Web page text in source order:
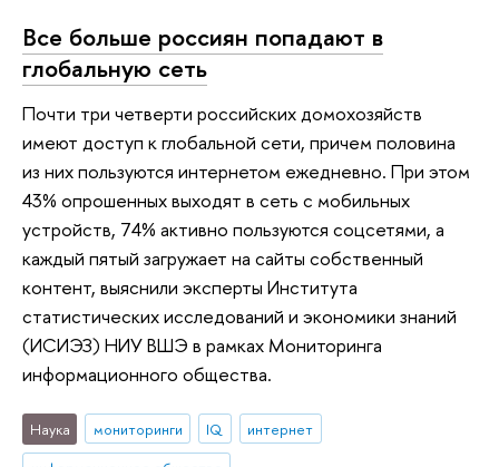
Все больше россиян попадают в
глобальную сеть
Почти три четверти российских домохозяйств
имеют доступ к глобальной сети, причем половина
из них пользуются интернетом ежедневно. При этом
43% опрошенных выходят в сеть с мобильных
устройств, 74% активно пользуются соцсетями, а
каждый пятый загружает на сайты собственный
контент, выяснили эксперты Института
статистических исследований и экономики знаний
(ИСИЭЗ) НИУ ВШЭ в рамках Мониторинга
информационного общества.
Наука мониторинги IQ
интернет